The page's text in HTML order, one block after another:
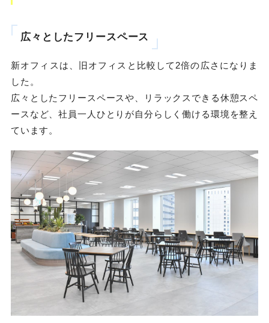
広々としたフリースペース
新オフィスは、旧オフィスと比較して2倍の広さになりま
した。
広々としたフリースペースや、リラックスできる休憩スペ
ースなど、社員一人ひとりが自分らしく働ける環境を整え
ています。